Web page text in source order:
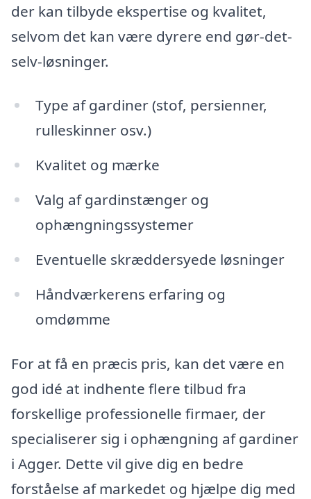
der kan tilbyde ekspertise og kvalitet,
selvom det kan være dyrere end gør-det-
selv-løsninger.
Type af gardiner (stof, persienner,
rulleskinner osv.)
Kvalitet og mærke
Valg af gardinstænger og
ophængningssystemer
Eventuelle skræddersyede løsninger
Håndværkerens erfaring og
omdømme
For at få en præcis pris, kan det være en
god idé at indhente flere tilbud fra
forskellige professionelle firmaer, der
specialiserer sig i ophængning af gardiner
i Agger. Dette vil give dig en bedre
forståelse af markedet og hjælpe dig med